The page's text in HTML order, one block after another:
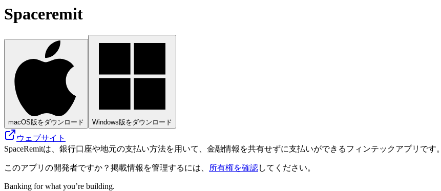
Spaceremit
macOS版をダウンロード Windows版をダウンロード
ウェブサイト
SpaceRemitは、銀行口座や地元の支払い方法を用いて、金融情報を共有せずに支払いができるフィンテックアプリです。
このアプリの開発者ですか？掲載情報を管理するには、 所有権を確認してください。
Banking for what you’re building.